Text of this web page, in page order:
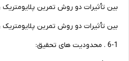
بین تأثیرات دو روش تمرین
بین تأثیرات دو روش تمرین پلایومتریک
6-1 . محدودیت های تحقیق: